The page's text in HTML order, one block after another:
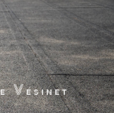
Vésinet